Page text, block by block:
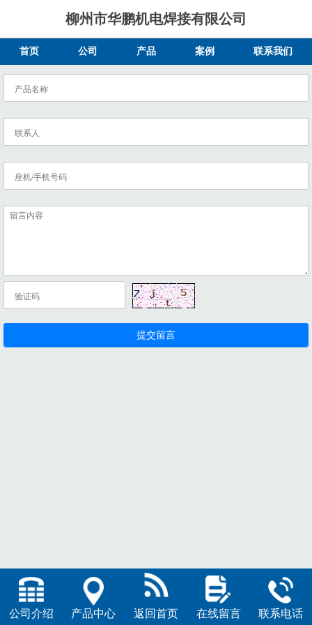
柳州市华鹏机电焊接有限公司
首页 公司 产品 案例 联系我们
公司介绍 产品中心 返回首页 在线留言 联系电话